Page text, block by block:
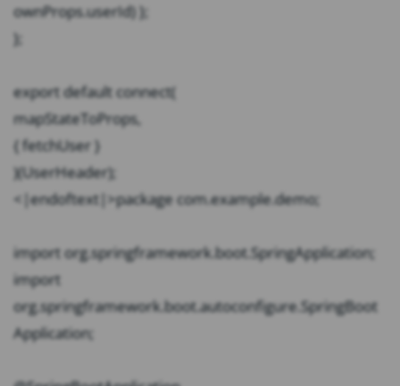
ownProps.userId) };
};
export default connect(
mapStateToProps,
{ fetchUser }
)(UserHeader);
<|endoftext|>package com.example.demo;
import org.springframework.boot.SpringApplication;
import
org.springframework.boot.autoconfigure.SpringBoot
Application;